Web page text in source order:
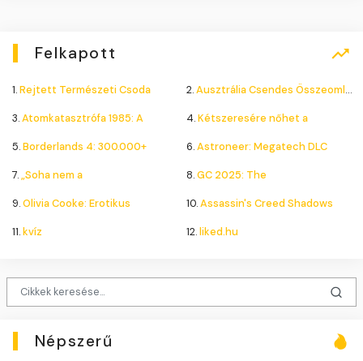
Felkapott
1.Rejtett Természeti Csoda 2.Ausztrália Csendes Összeomlása
3.Atomkatasztrófa 1985: A 4.Kétszeresére nőhet a
5.Borderlands 4: 300.000+ 6.Astroneer: Megatech DLC
7.„Soha nem a 8.GC 2025: The
9.Olivia Cooke: Erotikus 10.Assassin's Creed Shadows
11.kvíz 12.liked.hu
Népszerű